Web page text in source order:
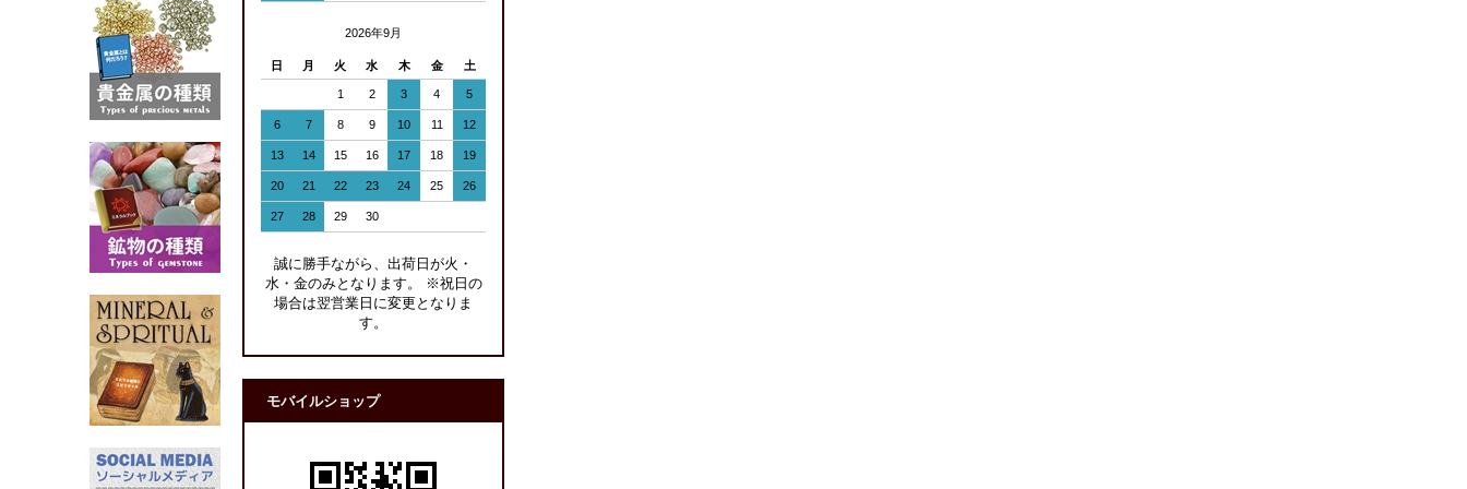
2026年9月
日 月 火 水 木 金 土
1 2 3 4 5
6 7 8 9 10 11 12
13 14 15 16 17 18 19
20 21 22 23 24 25 26
27 28 29 30
誠に勝手ながら、出荷日が火・
水・金のみとなります。 ※祝日の
場合は翌営業日に変更となりま
す。
モバイルショップ